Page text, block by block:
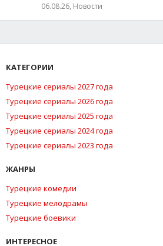
06.08.26, Новости
КАТЕГОРИИ
Турецкие сериалы 2027 года
Турецкие сериалы 2026 года
Турецкие сериалы 2025 года
Турецкие сериалы 2024 года
Турецкие сериалы 2023 года
ЖАНРЫ
Турецкие комедии
Турецкие мелодрамы
Турецкие боевики
ИНТЕРЕСНОЕ